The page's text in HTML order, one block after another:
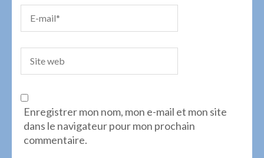
Enregistrer mon nom, mon e-mail et mon site
dans le navigateur pour mon prochain
commentaire.